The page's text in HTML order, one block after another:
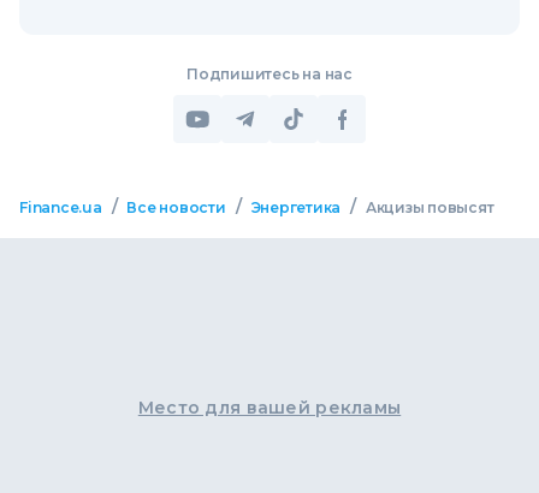
Подпишитесь на нас
Finance.ua / Все новости / Энергетика / Акцизы повысят
Место для вашей рекламы